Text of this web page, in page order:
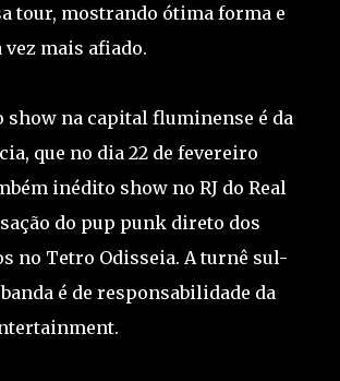
tour, mostrando ótima forma e
vez mais afiado.
show na capital fluminense é da
que no dia 22 de fevereiro
inédito show no RJ do Real
do pup punk direto dos
no Tetro Odisseia. A turnê sul-
é de responsabilidade da